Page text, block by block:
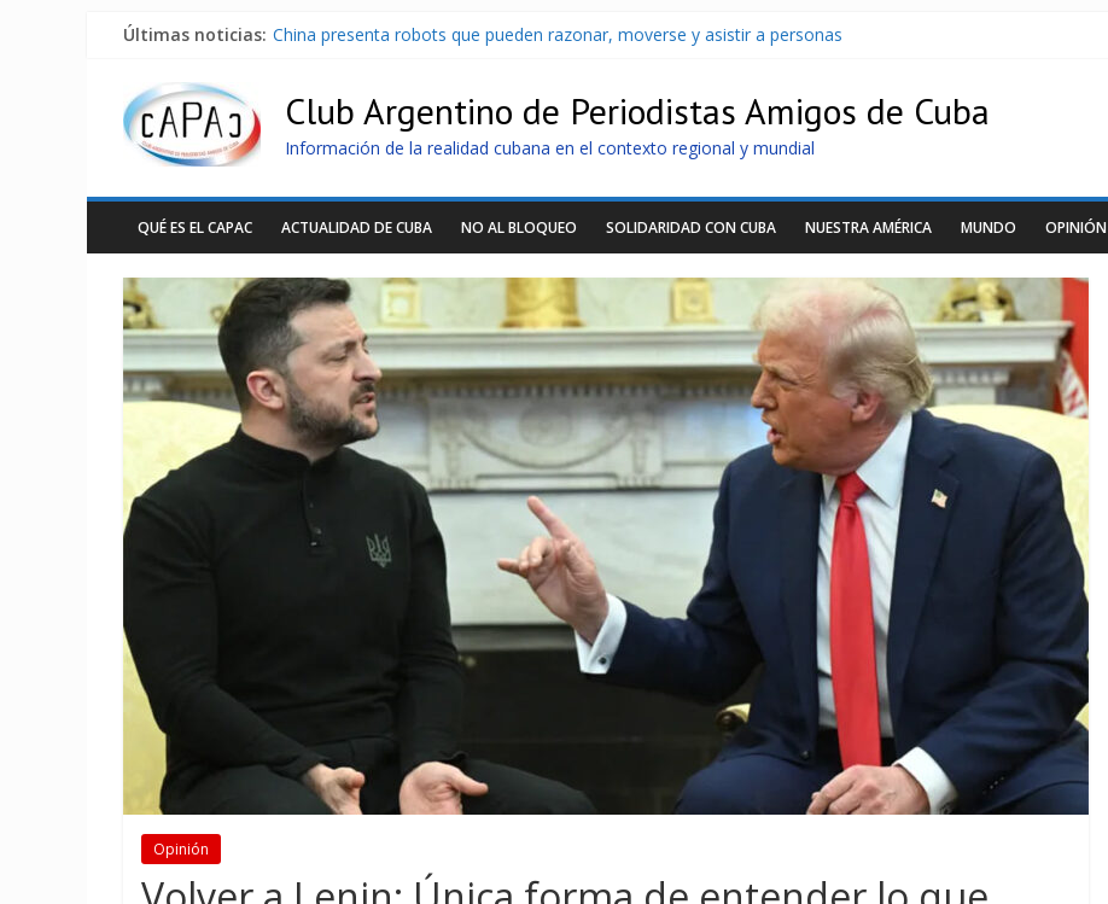
Últimas noticias: China presenta robots que pueden razonar, moverse y asistir a personas
Distribuyen en Cuba Equipos fotovoltaicos recibidos desde Argentina
Milei firmó memorándum con EE.UU sin informarlo
Club Argentino de Periodistas Amigos de Cuba
Información de la realidad cubana en el contexto regional y mundial
QUÉ ES EL CAPAC ACTUALIDAD DE CUBA NO AL BLOQUEO SOLIDARIDAD CON CUBA NUESTRA AMÉRICA MUNDO OPINIÓN
Opinión